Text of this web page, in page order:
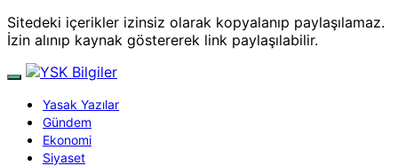
Sitedeki içerikler izinsiz olarak kopyalanıp paylaşılamaz.
İzin alınıp kaynak göstererek link paylaşılabilir.
Yasak Yazılar
Gündem
Ekonomi
Siyaset